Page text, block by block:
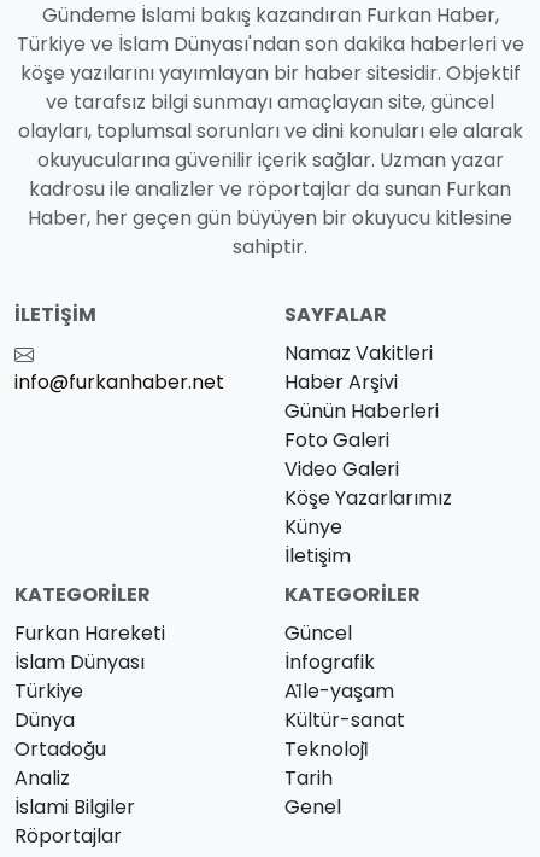
Gündeme İslami bakış kazandıran Furkan Haber,
Türkiye ve İslam Dünyası'ndan son dakika haberleri ve
köşe yazılarını yayımlayan bir haber sitesidir. Objektif
ve tarafsız bilgi sunmayı amaçlayan site, güncel
olayları, toplumsal sorunları ve dini konuları ele alarak
okuyucularına güvenilir içerik sağlar. Uzman yazar
kadrosu ile analizler ve röportajlar da sunan Furkan
Haber, her geçen gün büyüyen bir okuyucu kitlesine
sahiptir.
İLETIŞIM
info@furkanhaber.net
SAYFALAR
Namaz Vakitleri
Haber Arşivi
Günün Haberleri
Foto Galeri
Video Galeri
Köşe Yazarlarımız
Künye
İletişim
KATEGORILER
Furkan Hareketi
İslam Dünyası
Türkiye
Dünya
Ortadoğu
Analiz
İslami Bilgiler
Röportajlar
KATEGORILER
Güncel
İnfografik
Ai̇le-yaşam
Kültür-sanat
Teknoloji̇
Tarih
Genel